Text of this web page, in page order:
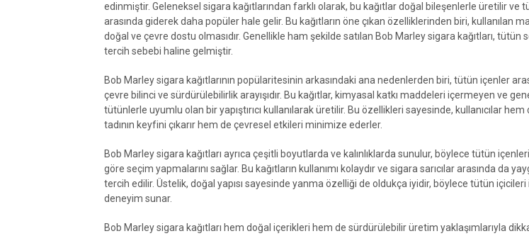
edinmiştir. Geleneksel sigara kağıtlarından farklı olarak, bu kağıtlar doğal bileşenlerle üretilir ve
arasında giderek daha popüler hale gelir. Bu kağıtların öne çıkan özelliklerinden biri, kullanılan
doğal ve çevre dostu olmasıdır. Genellikle ham şekilde satılan Bob Marley sigara kağıtları, tütün
tercih sebebi haline gelmiştir.
Bob Marley sigara kağıtlarının popülaritesinin arkasındaki ana nedenlerden biri, tütün içenler
çevre bilinci ve sürdürülebilirlik arayışıdır. Bu kağıtlar, kimyasal katkı maddeleri içermeyen ve
tütünlerle uyumlu olan bir yapıştırıcı kullanılarak üretilir. Bu özellikleri sayesinde, kullanıcılar
tadının keyfini çıkarır hem de çevresel etkileri minimize ederler.
Bob Marley sigara kağıtları ayrıca çeşitli boyutlarda ve kalınlıklarda sunulur, böylece tütün
göre seçim yapmalarını sağlar. Bu kağıtların kullanımı kolaydır ve sigara sarıcılar arasında da
tercih edilir. Üstelik, doğal yapısı sayesinde yanma özelliği de oldukça iyidir, böylece tütün
deneyim sunar.
Bob Marley sigara kağıtları hem doğal içerikleri hem de sürdürülebilir üretim yaklaşımlarıyla